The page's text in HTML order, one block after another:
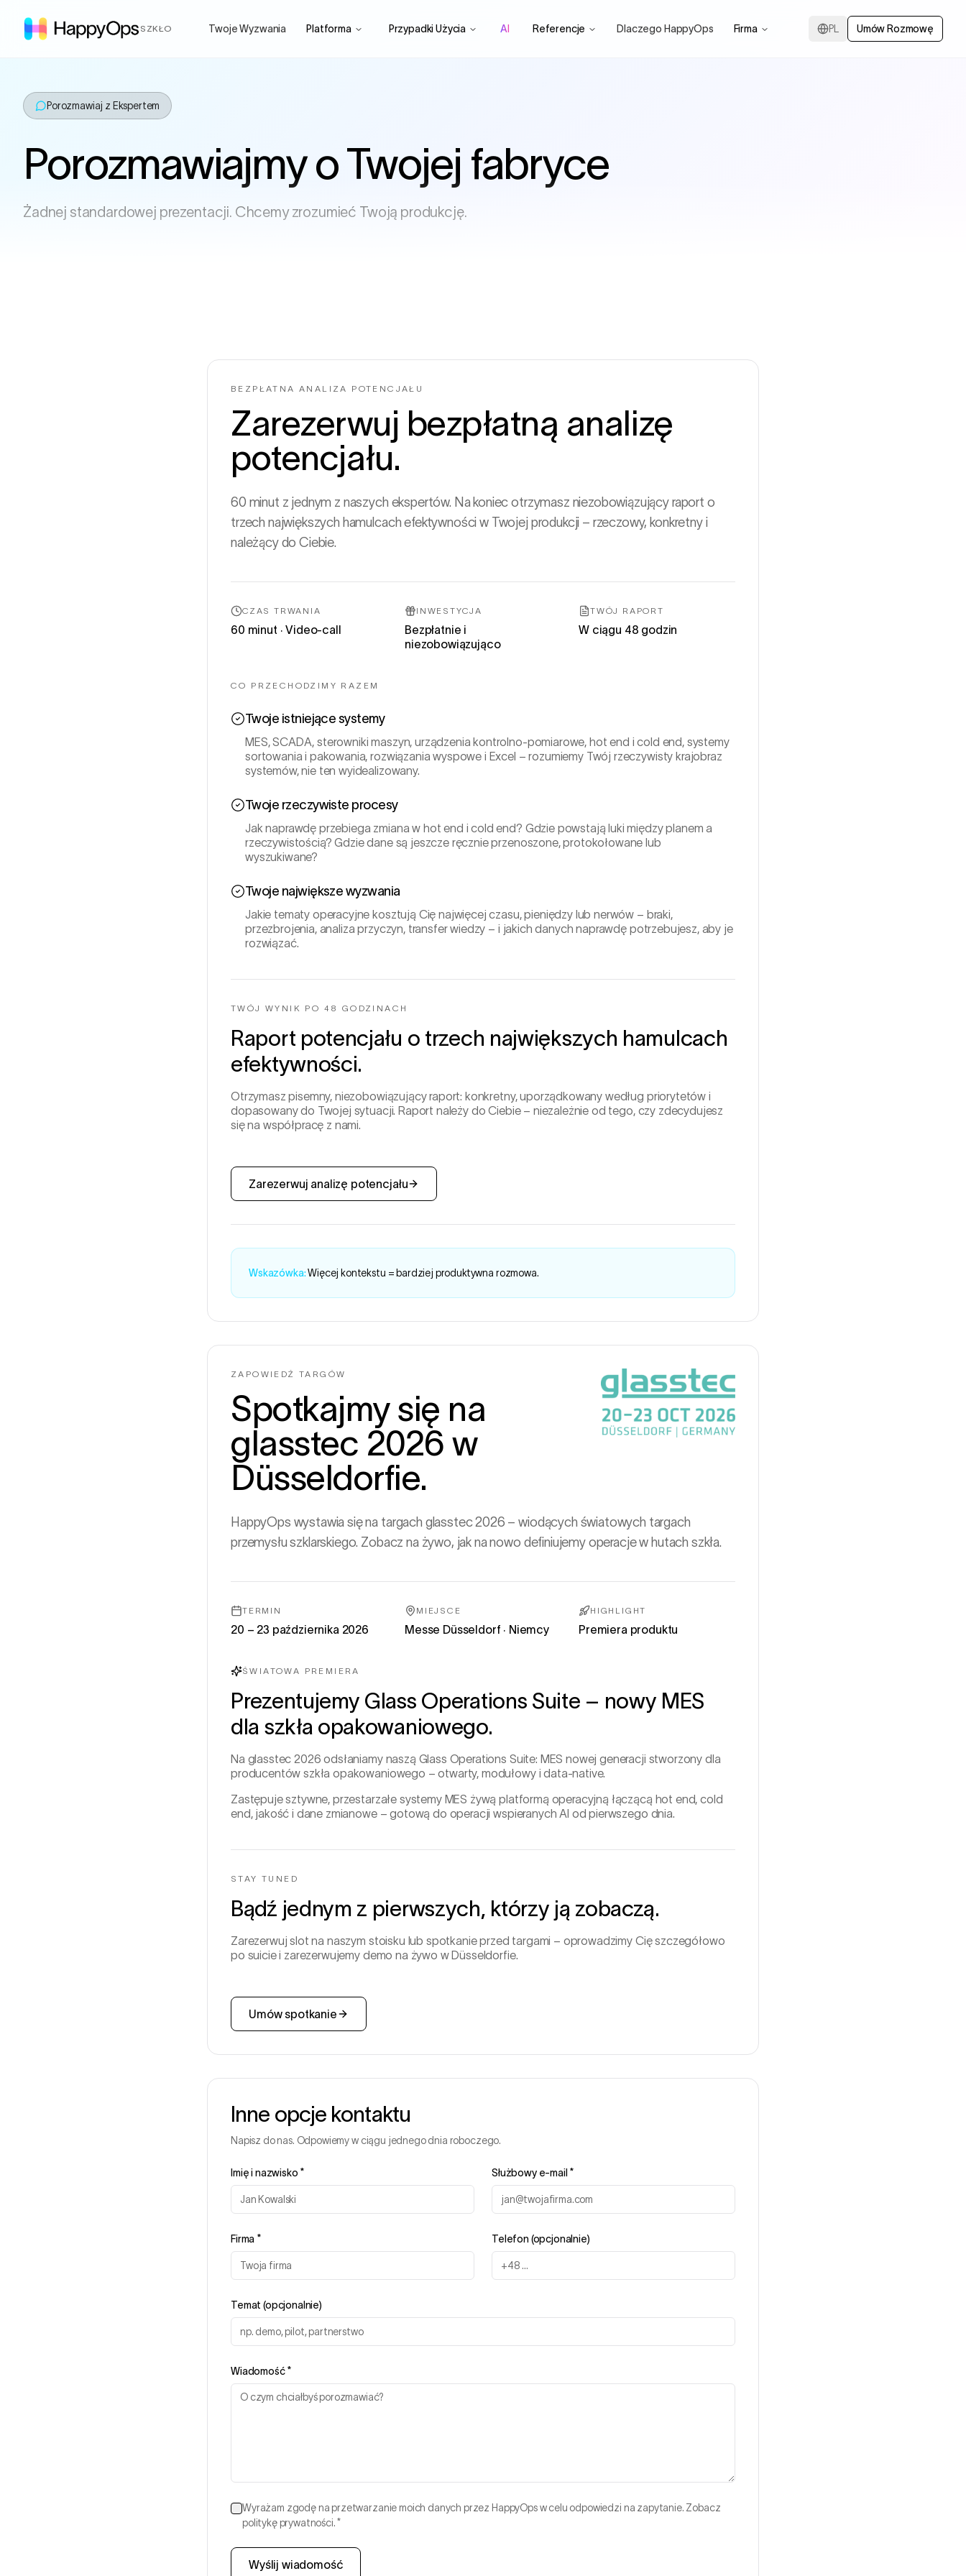
SZKŁO Twoje Wyzwania Platforma Przypadki Użycia AI Referencje Dlaczego HappyOps Firma PL Umów Rozmowę
Porozmawiaj z Ekspertem
Porozmawiajmy oTwojej fabryce
Żadnej standardowej prezentacji. Chcemy zrozumieć Twoją produkcję.
BEZPŁATNA ANALIZA POTENCJAŁU
Zarezerwuj bezpłatną analizę
potencjału.
60 minut z jednym z naszych ekspertów. Na koniec otrzymasz niezobowiązujący raport o
trzech największych hamulcach efektywności w Twojej produkcji – rzeczowy, konkretny i
należący do Ciebie.
CZAS TRWANIA
60 minut · Video-call
INWESTYCJA
Bezpłatnie i
niezobowiązująco
TWÓJ RAPORT
W ciągu 48 godzin
CO PRZECHODZIMY RAZEM
Twoje istniejące systemy
MES, SCADA, sterowniki maszyn, urządzenia kontrolno-pomiarowe, hot end i cold end, systemy
sortowania i pakowania, rozwiązania wyspowe i Excel – rozumiemy Twój rzeczywisty krajobraz
systemów, nie ten wyidealizowany.
Twoje rzeczywiste procesy
Jak naprawdę przebiega zmiana w hot end i cold end? Gdzie powstają luki między planem a
rzeczywistością? Gdzie dane są jeszcze ręcznie przenoszone, protokołowane lub
wyszukiwane?
Twoje największe wyzwania
Jakie tematy operacyjne kosztują Cię najwięcej czasu, pieniędzy lub nerwów – braki,
przezbrojenia, analiza przyczyn, transfer wiedzy – i jakich danych naprawdę potrzebujesz, aby je
rozwiązać.
TWÓJ WYNIK PO 48 GODZINACH
Raport potencjału o trzech największych hamulcach
efektywności.
Otrzymasz pisemny, niezobowiązujący raport: konkretny, uporządkowany według priorytetów i
dopasowany do Twojej sytuacji. Raport należy do Ciebie – niezależnie od tego, czy zdecydujesz
się na współpracę z nami.
Zarezerwuj analizę potencjału
Wskazówka: Więcej kontekstu = bardziej produktywna rozmowa.
ZAPOWIEDŹ TARGÓW
Spotkajmy się na
glasstec 2026 w
Düsseldorfie.
HappyOps wystawia się na targach glasstec 2026 – wiodących światowych targach
przemysłu szklarskiego. Zobacz na żywo, jak na nowo definiujemy operacje w hutach szkła.
TERMIN
20 – 23 października 2026
MIEJSCE
Messe Düsseldorf · Niemcy
HIGHLIGHT
Premiera produktu
ŚWIATOWA PREMIERA
Prezentujemy Glass Operations Suite – nowy MES
dla szkła opakowaniowego.
Na glasstec 2026 odsłaniamy naszą Glass Operations Suite: MES nowej generacji stworzony dla
producentów szkła opakowaniowego – otwarty, modułowy i data-native.
Zastępuje sztywne, przestarzałe systemy MES żywą platformą operacyjną łączącą hot end, cold
end, jakość i dane zmianowe – gotową do operacji wspieranych AI od pierwszego dnia.
STAY TUNED
Bądź jednym z pierwszych, którzy ją zobaczą.
Zarezerwuj slot na naszym stoisku lub spotkanie przed targami – oprowadzimy Cię szczegółowo
po suicie i zarezerwujemy demo na żywo w Düsseldorfie.
Umów spotkanie
Inne opcje kontaktu
Napisz do nas. Odpowiemy w ciągu jednego dnia roboczego.
Imię i nazwisko * Służbowy e-mail *
Firma * Telefon (opcjonalnie)
Temat (opcjonalnie)
Wiadomość*
Wyrażam zgodę na przetwarzanie moich danych przez HappyOps w celu odpowiedzi na zapytanie. Zobacz
politykę prywatności.*
Wyślij wiadomość